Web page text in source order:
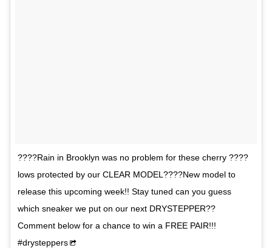
????Rain in Brooklyn was no problem for these cherry ????
lows protected by our CLEAR MODEL????New model to
release this upcoming week!! Stay tuned can you guess
which sneaker we put on our next DRYSTEPPER??
Comment below for a chance to win a FREE PAIR!!!
#drysteppers